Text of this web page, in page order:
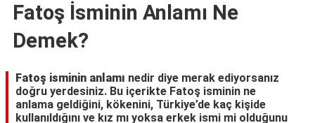
Fatoş İsminin Anlamı Ne
Demek?
Fatoş isminin anlamı nedir diye merak ediyorsanız
doğru yerdesiniz. Bu içerikte Fatoş isminin ne
anlama geldiğini, kökenini, Türkiye’de kaç kişide
kullanıldığını ve kız mı yoksa erkek ismi mi olduğunu